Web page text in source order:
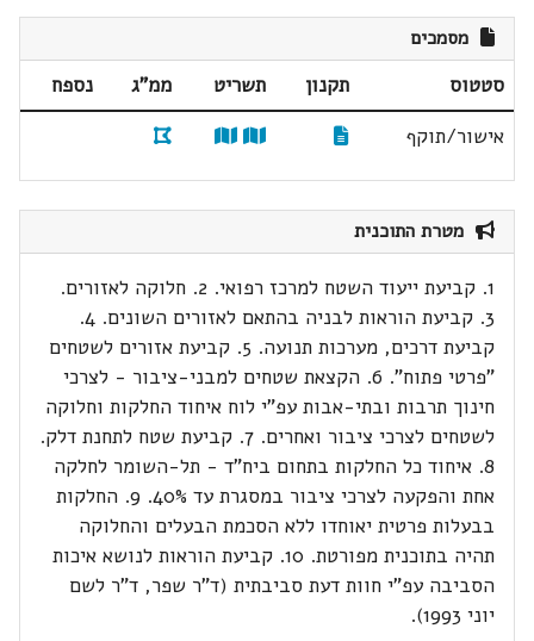
מסמכים
סטטוס תקנון תשריט ממ"ג
נספח
אישור/תוקף
מטרת התוכנית
1. קביעת ייעוד השטח למרכז רפואי. 2. חלוקה לאזורים.
3. קביעת הוראות לבניה בהתאם לאזורים השונים. 4.
קביעת דרכים, מערכות תנועה. 5. קביעת אזורים לשטחים
"פרטי פתוח". 6. הקצאת שטחים למבני-ציבור - לצרכי
חינוך תרבות ובתי-אבות עפ"י לוח איחוד החלקות וחלוקה
לשטחים לצרכי ציבור ואחרים. 7. קביעת שטח לתחנת דלק.
8. איחוד כל החלקות בתחום ביח"ד - תל-השומר לחלקה
אחת והפקעה לצרכי ציבור במסגרת עד 40%. 9. החלקות
בבעלות פרטית יאוחדו ללא הסכמת הבעלים והחלוקה
תהיה בתוכנית מפורטת. 10. קביעת הוראות לנושא איכות
הסביבה עפ"י חוות דעת סביבתית (ד"ר שפר, ד"ר לשם
יוני 1993).